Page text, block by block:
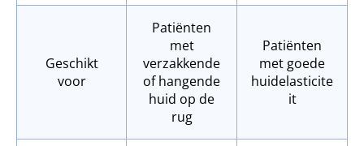
Geschikt
voor
Patiënten
met
verzakkende
of hangende
huid op de
rug
Patiënten
met goede
huidelasticite
it